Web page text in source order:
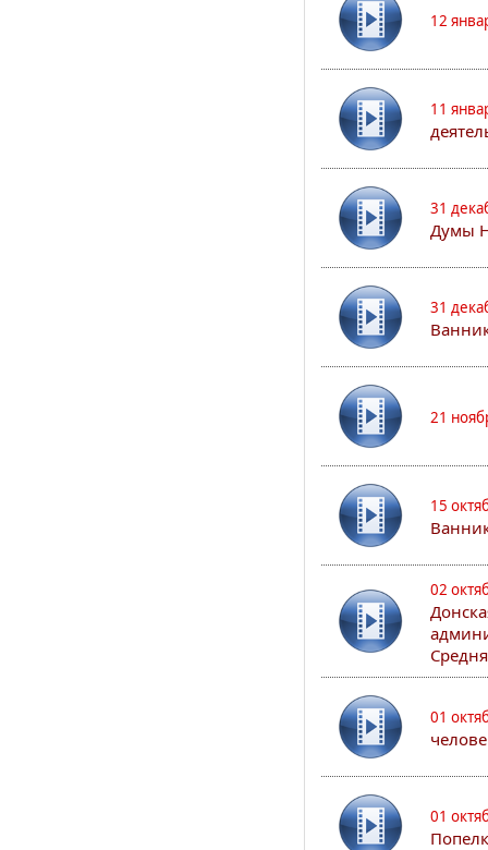
12
11
31
Думы
31
21
15
02
01
01